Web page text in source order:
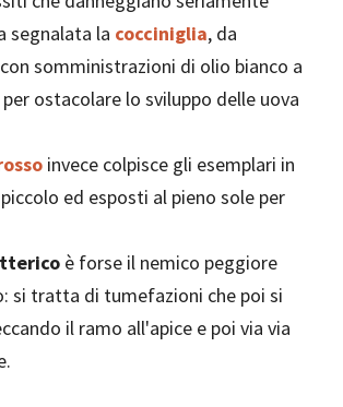
segnalata la cocciniglia, da
somministrazioni di olio bianco a
ostacolare lo sviluppo delle uova
invece colpisce gli esemplari in
ed esposti al pieno sole per
è forse il nemico peggiore
si tratta di tumefazioni che poi si
il ramo all'apice e poi via via